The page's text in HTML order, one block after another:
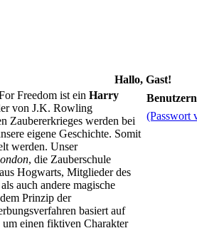
Hallo, Gast!
Freedom ist ein Harry
von J.K. Rowling
Zaubererkrieges werden bei
eigene Geschichte. Somit
werden. Unser
, die Zauberschule
Hogwarts, Mitglieder des
auch andere magische
Prinzip der
basiert auf
einen fiktiven Charakter
(Passwort